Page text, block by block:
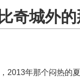
比奇城外
年那个闷热的夏